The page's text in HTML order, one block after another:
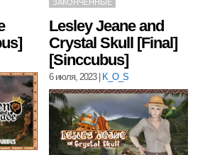
ЗАКОНЧЕННЫЕ
Lesley Jeane and
Crystal Skull [Final]
[Sinccubus]
6 июля, 2023| K_O_S